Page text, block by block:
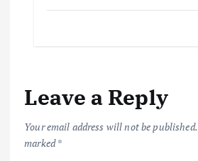
Leave a Reply
Your email address will not be published.
marked*